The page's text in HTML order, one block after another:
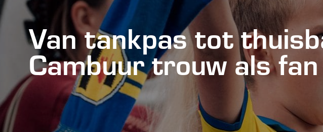
Van tankpas tot
Cambuur trouw als